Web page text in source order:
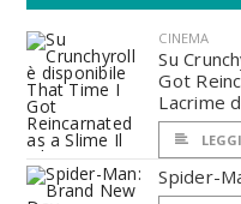
CINEMA
Su
Got
Lacrime
LEGGI
Spider-